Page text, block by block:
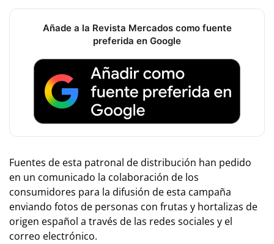
Añade a la Revista Mercados como fuente
preferida en Google
Fuentes de esta patronal de distribución han pedido
en un comunicado la colaboración de los
consumidores para la difusión de esta campaña
enviando fotos de personas con frutas y hortalizas de
origen español a través de las redes sociales y el
correo electrónico.